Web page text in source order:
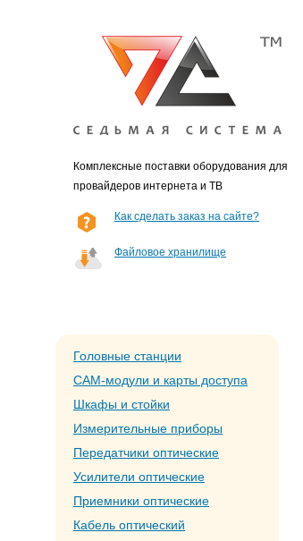
Комплексные поставки оборудования для
провайдеров интернета и ТВ
Как сделать заказ на сайте?
Файловое хранилище
Головные станции
CAM-модули и карты доступа
Шкафы и стойки
Измерительные приборы
Передатчики оптические
Усилители оптические
Приемники оптические
Кабель оптический